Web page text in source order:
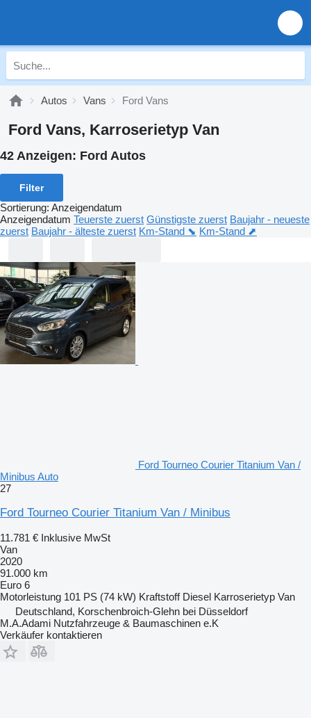
Autos Vans Ford Vans
Ford Vans, Karroserietyp Van
42 Anzeigen: Ford Autos
Filter
Sortierung: Anzeigendatum
Anzeigendatum Teuerste zuerst Günstigste zuerst Baujahr - neueste
zuerst Baujahr - älteste zuerst Km-Stand ⬊ Km-Stand ⬈
Ford Tourneo Courier Titanium Van /
Minibus Auto
27
Ford Tourneo Courier Titanium Van / Minibus
11.781 € Inklusive MwSt
Van
2020
91.000 km
Euro 6
Motorleistung 101 PS (74 kW) Kraftstoff Diesel Karroserietyp Van
Deutschland, Korschenbroich-Glehn bei Düsseldorf
M.A.Adami Nutzfahrzeuge & Baumaschinen e.K
Verkäufer kontaktieren